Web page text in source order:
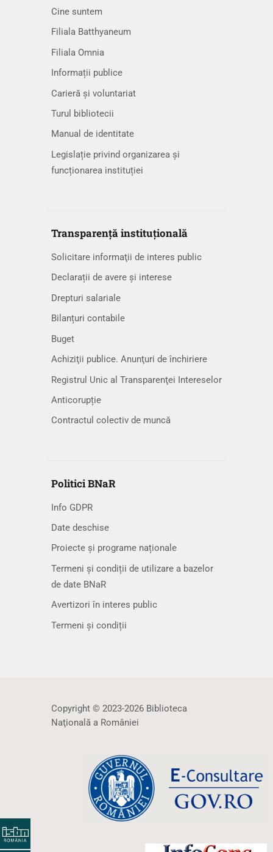
Cine suntem
Filiala Batthyaneum
Filiala Omnia
Informații publice
Carieră și voluntariat
Turul bibliotecii
Manual de identitate
Legislație privind organizarea și
funcționarea instituției
Transparență instituțională
Solicitare informaţii de interes public
Declarații de avere și interese
Drepturi salariale
Bilanțuri contabile
Buget
Achiziţii publice. Anunţuri de închiriere
Registrul Unic al Transparenţei Intereselor
Anticorupție
Contractul colectiv de muncă
Politici BNaR
Info GDPR
Date deschise
Proiecte și programe naționale
Termeni și condiții de utilizare a bazelor
de date BNaR
Avertizori în interes public
Termeni și condiții
Copyright © 2023-2026 Biblioteca
Naţională a României